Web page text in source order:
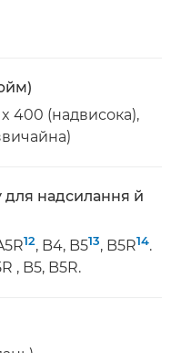
400 (надвисока),
надсилання й
12, B4, B513, B5R14.
, B5, B5R.